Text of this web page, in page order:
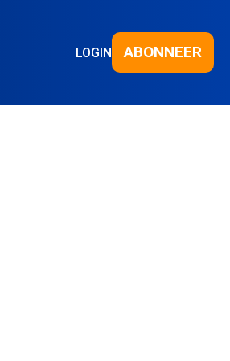
LOGIN ABONNEER